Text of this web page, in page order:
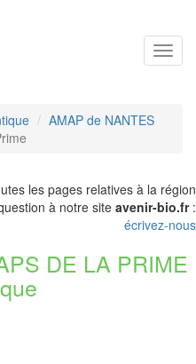
AMAP de NANTES
les pages relatives à la région
à notre site avenir-bio.fr:
écrivez-nous
DE LA PRIME